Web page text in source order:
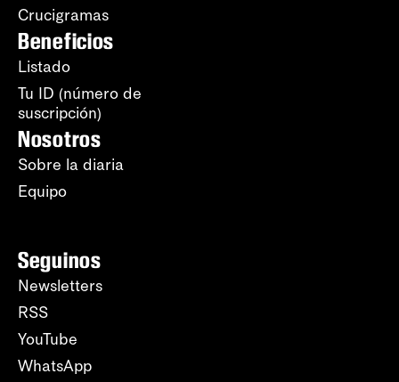
Crucigramas
Beneficios
Listado
Tu ID (número de
suscripción)
Nosotros
Sobre la diaria
Equipo
Seguinos
Newsletters
RSS
YouTube
WhatsApp